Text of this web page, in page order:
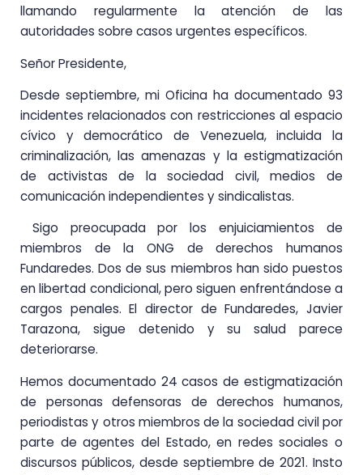
llamando regularmente la atención de las
autoridades sobre casos urgentes específicos.
Señor Presidente,
Desde septiembre, mi Oficina ha documentado 93
incidentes relacionados con restricciones al espacio
cívico y democrático de Venezuela, incluida la
criminalización, las amenazas y la estigmatización
de activistas de la sociedad civil, medios de
comunicación independientes y sindicalistas.
Sigo preocupada por los enjuiciamientos de
miembros de la ONG de derechos humanos
Fundaredes. Dos de sus miembros han sido puestos
en libertad condicional, pero siguen enfrentándose a
cargos penales. El director de Fundaredes, Javier
Tarazona, sigue detenido y su salud parece
deteriorarse.
Hemos documentado 24 casos de estigmatización
de personas defensoras de derechos humanos,
periodistas y otros miembros de la sociedad civil por
parte de agentes del Estado, en redes sociales o
discursos públicos, desde septiembre de 2021. Insto